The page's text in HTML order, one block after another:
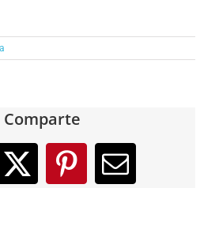
Comparte
X PinterestCorreo